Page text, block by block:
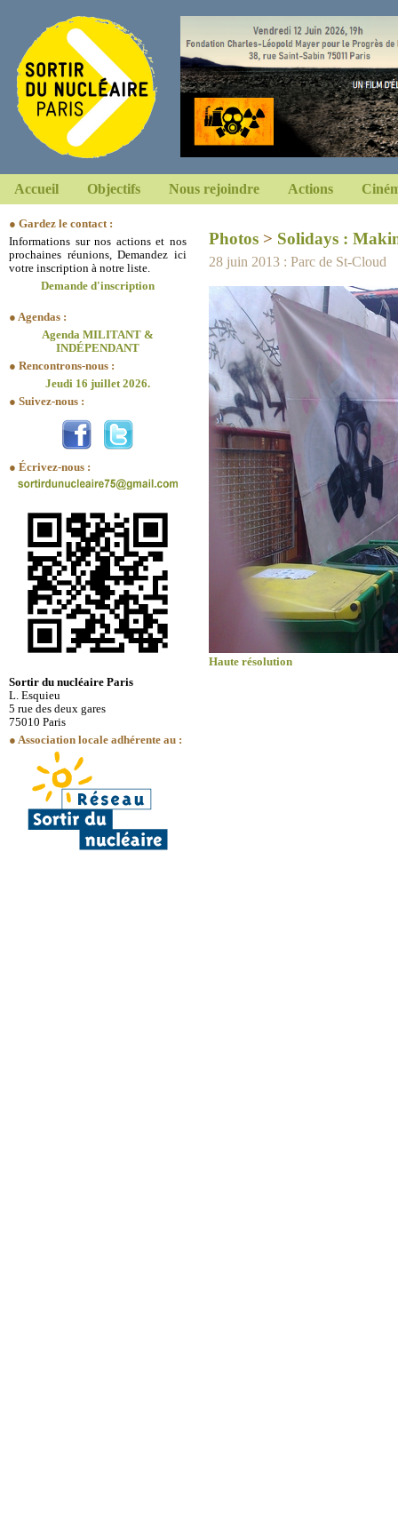
Accueil Objectifs Nous rejoindre Actions
● Gardez le contact :
Informations sur nos actions et nos
prochaines réunions, Demandez ici
votre inscription à notre liste.
Demande d'inscription
● Agendas :
Agenda MILITANT &
INDÉPENDANT
● Rencontrons-nous :
Jeudi 16 juillet 2026.
● Suivez-nous :
● Écrivez-nous :
Sortir du nucléaire Paris
L. Esquieu
5 rue des deux gares
75010 Paris
● Association locale adhérente au :
Photos > Solidays :
28 juin 2013 : Parc de St-Cloud
Haute résolution